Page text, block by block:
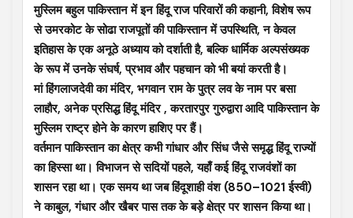
मुस्लिम बहुल पाकिस्तान में इन हिंदू राज परिवारों की कहानी, विशेष रूप
से उमरकोट के सोढा राजपूतों की पाकिस्तान में उपस्थिति, न केवल
इतिहास के एक अनूठे अध्याय को दर्शाती है, बल्कि धार्मिक अल्पसंख्यक
के रूप में उनके संघर्ष, प्रभाव और पहचान को भी बयां करती है।
मां हिंगलाजदेवी का मंदिर, भगवान राम के पुत्र लव के नाम पर बसा
लाहौर, अनेक प्रसिद्ध हिंदू मंदिर , करतारपुर गुरुद्वारा आदि पाकिस्तान के
मुस्लिम राष्ट्र होने के कारण हाशिए पर हैं।
वर्तमान पाकिस्तान का क्षेत्र कभी गांधार और सिंध जैसे समृद्ध हिंदू राज्यों
का हिस्सा था। विभाजन से सदियों पहले, यहाँ कई हिंदू राजवंशों का
शासन रहा था। एक समय था जब हिंदूशाही वंश (850–1021 ईस्वी)
ने काबुल, गंधार और खैबर पास तक के बड़े क्षेत्र पर शासन किया था।